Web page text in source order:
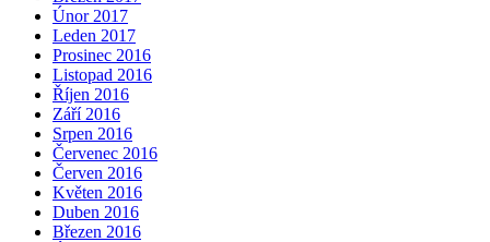
Únor 2017
Leden 2017
Prosinec 2016
Listopad 2016
Říjen 2016
Září 2016
Srpen 2016
Červenec 2016
Červen 2016
Květen 2016
Duben 2016
Březen 2016